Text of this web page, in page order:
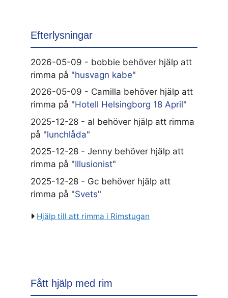
Efterlysningar
2026-05-09 - bobbie behöver hjälp att
rimma på "husvagn kabe"
2026-05-09 - Camilla behöver hjälp att
rimma på "Hotell Helsingborg 18 April"
2025-12-28 - al behöver hjälp att rimma
på "lunchlåda"
2025-12-28 - Jenny behöver hjälp att
rimma på "Illusionist"
2025-12-28 - Gc behöver hjälp att
rimma på "Svets"
Hjälp till att rimma i Rimstugan
Fått hjälp med rim